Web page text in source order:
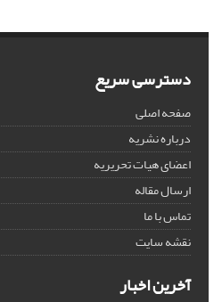
دسترسی سریع
صفحه اصلی
درباره نشریه
اعضای هیات تحریریه
ارسال مقاله
تماس با ما
نقشه سایت
آخرین اخبار